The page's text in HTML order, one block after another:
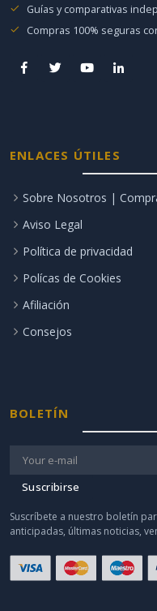
Guías y comparativas
Compras 100% seguras
ENLACES ÚTILES
Sobre Nosotros |
Aviso Legal
Política de privacidad
Polícas de Cookies
Afiliación
Consejos
BOLETÍN
Suscribirse
Suscríbete a nuestro boletín
anticipadas, últimas noticias,